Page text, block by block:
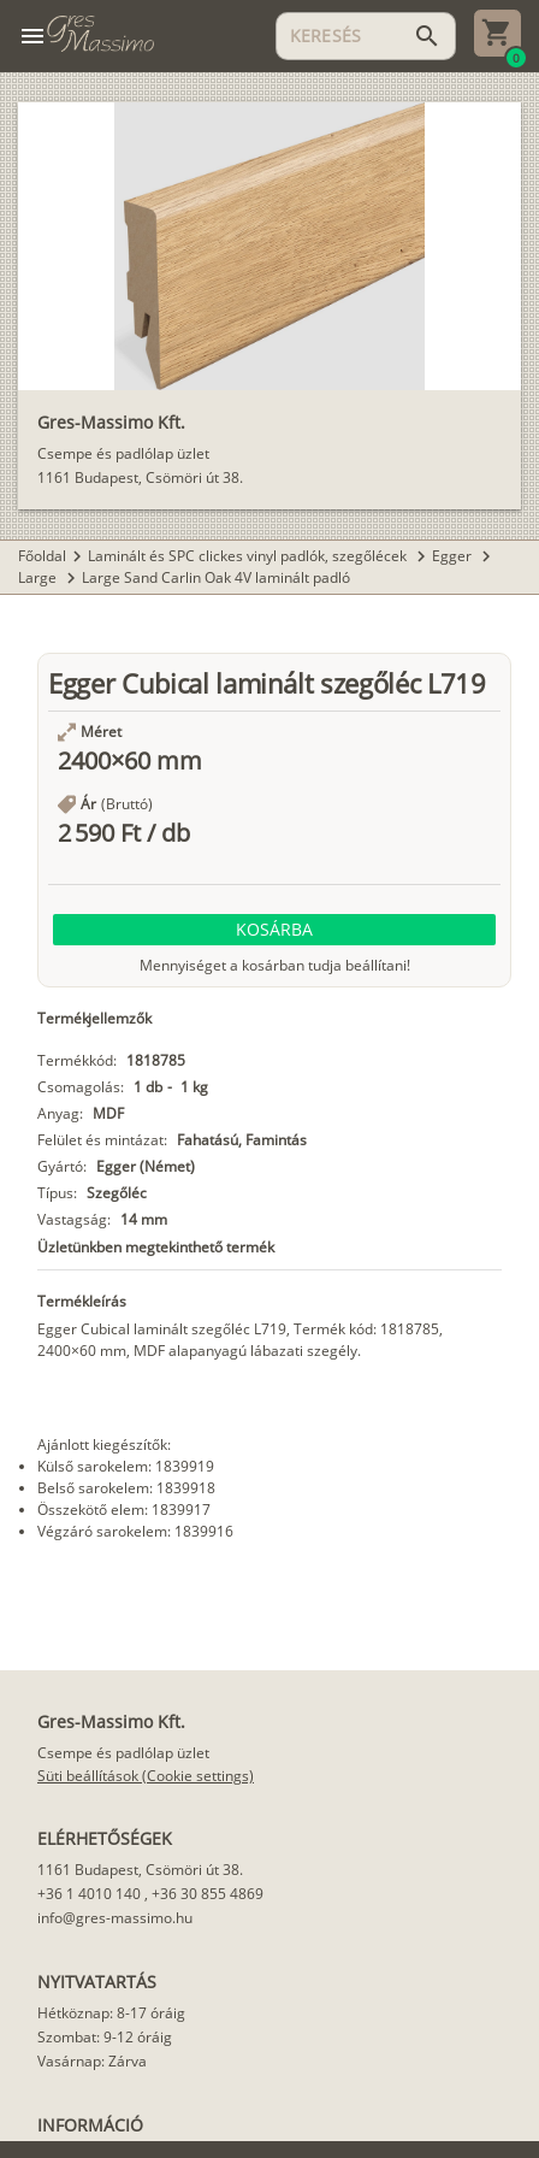
menu search
0
Gres-Massimo Kft.
Csempe és padlólap üzlet
1161 Budapest, Csömöri út 38.
Főoldal chevron_right Laminált és SPC clickes vinyl padlók, szegőlécek chevron_right Egger chevron_right
Large chevron_right Large Sand Carlin Oak 4V laminált padló
Egger Cubical laminált szegőléc L719
Méret
2400×60 mm
Ár (Bruttó)
2 590 Ft/db
KOSÁRBA
Mennyiséget a kosárban tudja beállítani!
Termékjellemzők
Termékkód: 1818785
Csomagolás: 1 db - 1 kg
Anyag: MDF
Felület és mintázat: Fahatású, Famintás
Gyártó: Egger (Német)
Típus: Szegőléc
Vastagság: 14 mm
Üzletünkben megtekinthető termék
Termékleírás
Egger Cubical laminált szegőléc L719, Termék kód: 1818785,
2400×60 mm, MDF alapanyagú lábazati szegély.
Ajánlott kiegészítők:
Külső sarokelem: 1839919
Belső sarokelem: 1839918
Összekötő elem: 1839917
Végzáró sarokelem: 1839916
Gres-Massimo Kft.
Csempe és padlólap üzlet
Süti beállítások (Cookie settings)
ELÉRHETŐSÉGEK
1161 Budapest, Csömöri út 38.
+36 1 4010 140, +36 30 855 4869
info@gres-massimo.hu
NYITVATARTÁS
Hétköznap: 8-17 óráig
Szombat: 9-12 óráig
Vasárnap: Zárva
INFORMÁCIÓ